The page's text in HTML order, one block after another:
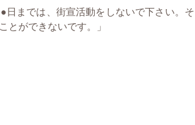
までは、街宣活動をしないで下さい。そ
とができないです。」